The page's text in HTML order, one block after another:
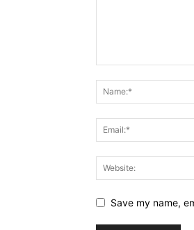
Save my name,